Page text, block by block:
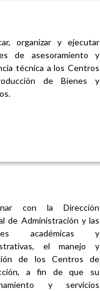
organizar y ejecutar
de asesoramiento y
técnica a los Centros
de Bienes y
con la Dirección
de Administración y las
académicas y
el manejo y
de los Centros de
a fin de que su
y servicios